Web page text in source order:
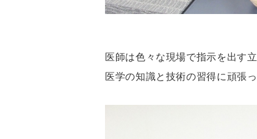
医師は色々な現場で指示を出す
医学の知識と技術の習得に頑張